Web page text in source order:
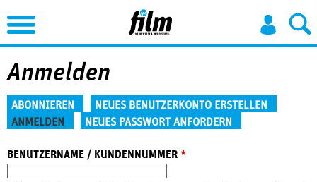
Jump to Navigation
Anmelden
Haupt-Reiter
ABONNIEREN
NEUES BENUTZERKONTO ERSTELLEN
ANMELDEN
NEUES PASSWORT ANFORDERN
BENUTZERNAME / KUNDENNUMMER *